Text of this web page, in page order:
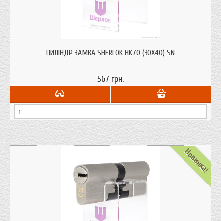
захисту від висвердлювання, від вибивання.
ЦИЛІНДР ЗАМКА SHERLOK HK70 (30Х40) SN
567 грн.
Новинка!